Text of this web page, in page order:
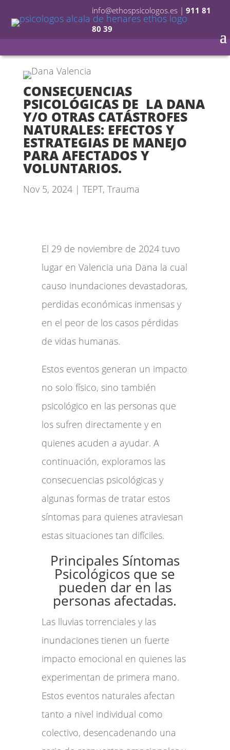
info@ethospsicologos.es |911 81
80 39
CONSECUENCIAS
PSICOLÓGICAS DE LA DANA
Y/O OTRAS CATÁSTROFES
NATURALES: EFECTOS Y
ESTRATEGIAS DE MANEJO
PARA AFECTADOS Y
VOLUNTARIOS.
Nov 5, 2024| TEPT, Trauma
El 29 de noviembre de 2024 tuvo
lugar en Valencia una Dana la cual
causo inundaciones devastadoras,
perdidas económicas inmensas y
en el peor de los casos pérdidas
de vidas humanas.
Estos eventos generan un impacto
no solo físico, sino también
psicológico en las personas que
los sufren directamente y en
quienes acuden a ayudar. A
continuación, exploramos las
consecuencias psicológicas y
algunas formas de tratar estos
síntomas para quienes atraviesan
estas situaciones tan difíciles.
Principales Síntomas
Psicológicos que se
pueden dar en las
personas afectadas.
Las lluvias torrenciales y las
inundaciones tienen un fuerte
impacto emocional en quienes las
experimentan de primera mano.
Estos eventos naturales afectan
tanto a nivel individual como
colectivo, desencadenando una